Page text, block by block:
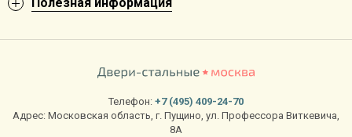
Телефон: +7 (495) 409-24-70
Адрес: Московская область, г. Пущино, ул. Профессора Виткевича,
8А